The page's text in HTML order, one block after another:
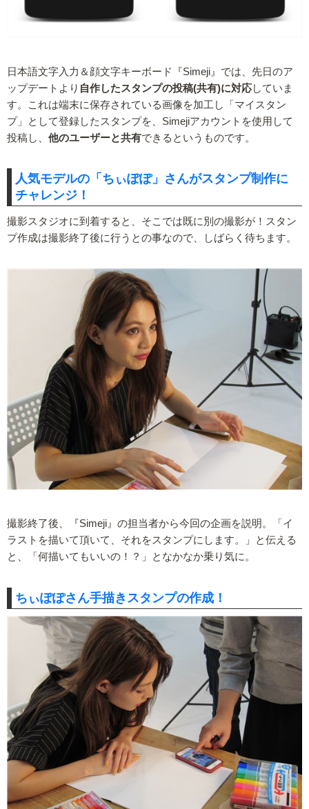
日本語文字入力＆顔文字キーボード『Simeji』では、先日のア
ップデートより 自作したスタンプの投稿(共有)に対応していま
す。これは端末に保存されている画像を加工し「マイスタン
プ」として登録したスタンプを、Simejiアカウントを使用して
投稿し、 他のユーザーと共有できるというものです。
人気モデルの「ちぃぽぽ」さんがスタンプ制作に
チャレンジ！
撮影スタジオに到着すると、そこでは既に別の撮影が！スタン
プ作成は撮影終了後に行うとの事なので、しばらく待ちます。
撮影終了後、『Simeji』の担当者から今回の企画を説明。「イ
ラストを描いて頂いて、それをスタンプにします。」と伝える
と、「何描いてもいいの！？」となかなか乗り気に。
ちぃぽぽさん手描きスタンプの作成！